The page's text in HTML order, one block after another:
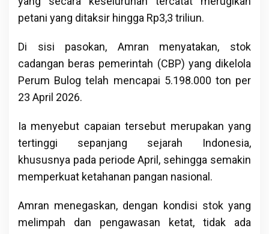
petani yang ditaksir hingga Rp3,3 triliun.
Di sisi pasokan, Amran menyatakan, stok
cadangan beras pemerintah (CBP) yang dikelola
Perum Bulog telah mencapai 5.198.000 ton per
23 April 2026.
Ia menyebut capaian tersebut merupakan yang
tertinggi sepanjang sejarah Indonesia,
khususnya pada periode April, sehingga semakin
memperkuat ketahanan pangan nasional.
Amran menegaskan, dengan kondisi stok yang
melimpah dan pengawasan ketat, tidak ada